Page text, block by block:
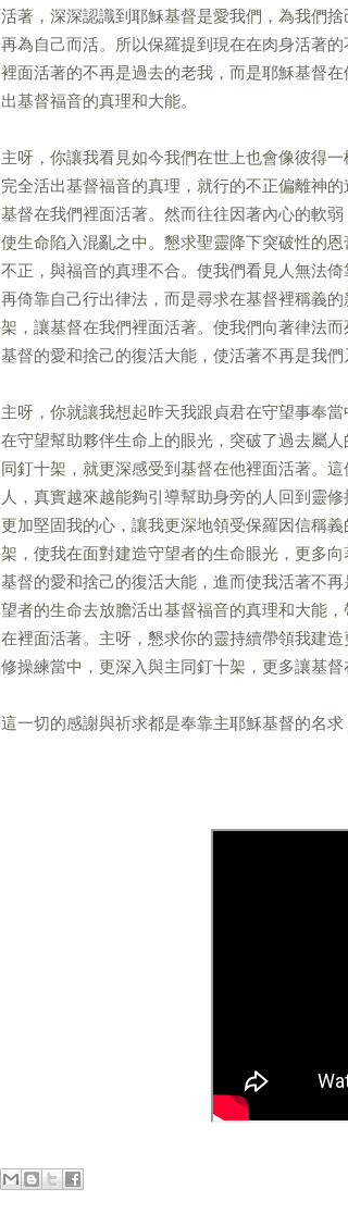
活著，深深認識到耶穌基督是愛我們，為我們
再為自己而活。所以保羅提到現在在肉身活著
裡面活著的不再是過去的老我，而是耶穌基督
出基督福音的真理和大能。
主呀，你讓我看見如今我們在世上也會像彼得
完全活出基督福音的真理，就行的不正偏離神
基督在我們裡面活著。然而往往因著內心的軟
使生命陷入混亂之中。懇求聖靈降下突破性的
不正，與福音的真理不合。使我們看見人無法
再倚靠自己行出律法，而是尋求在基督裡稱義
架，讓基督在我們裡面活著。使我們向著律法
基督的愛和捨己的復活大能，使活著不再是我
主呀，你就讓我想起昨天我跟貞君在守望事奉
在守望幫助夥伴生命上的眼光，突破了過去屬
同釘十架，就更深感受到基督在他裡面活著。
人，真實越來越能夠引導幫助身旁的人回到靈
更加堅固我的心，讓我更深地領受保羅因信稱
架，使我在面對建造守望者的生命眼光，更多
基督的愛和捨己的復活大能，進而使我活著不
望者的生命去放膽活出基督福音的真理和大能
在裡面活著。主呀，懇求你的靈持續帶領我建
修操練當中，更深入與主同釘十架，更多讓基
這一切的感謝與祈求都是奉靠主耶穌基督的名求